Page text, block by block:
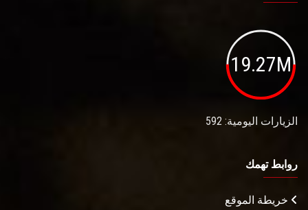
19.27M
الزيارات اليومية: 592
روابط تهمك
خريطة الموقع